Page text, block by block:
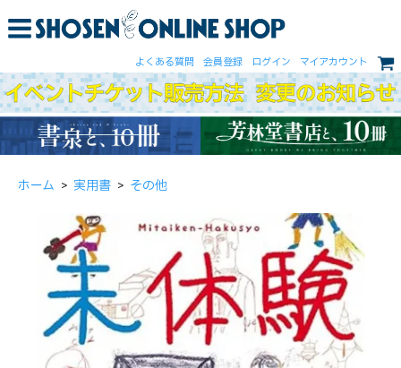
よくある質問 会員登録 ログイン マイアカウント
ホーム > 実用書 > その他